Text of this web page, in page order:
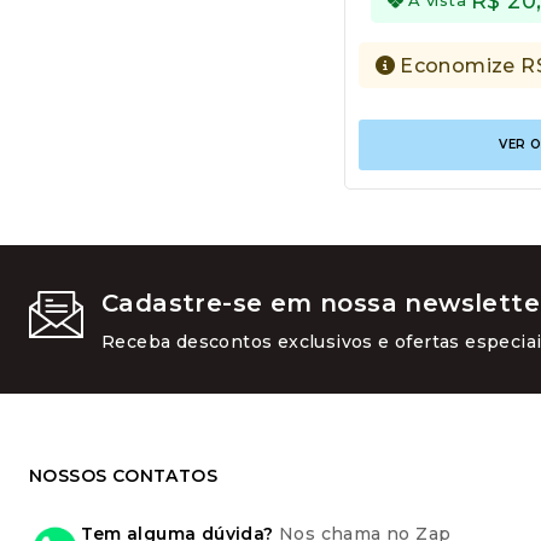
Economize
VER
Cadastre-se em nossa
Receba descontos exclusivos e ofertas
NOSSOS CONTATOS
Tem alguma dúvida? Nos chama no Zap